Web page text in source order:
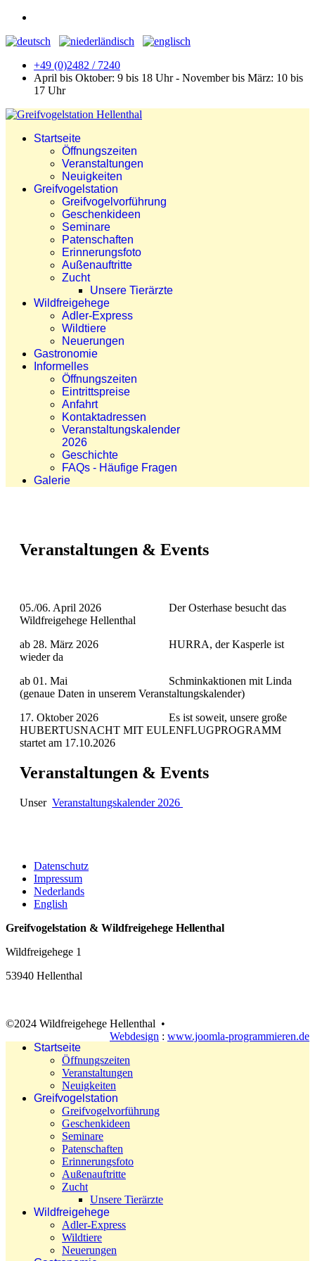
+49 (0)2482 / 7240
April bis Oktober: 9 bis 18 Uhr - November bis März: 10 bis
17 Uhr
Startseite
Öffnungszeiten
Veranstaltungen
Neuigkeiten
Greifvogelstation
Greifvogelvorführung
Geschenkideen
Seminare
Patenschaften
Erinnerungsfoto
Außenauftritte
Zucht
Unsere Tierärzte
Wildfreigehege
Adler-Express
Wildtiere
Neuerungen
Gastronomie
Informelles
Öffnungszeiten
Eintrittspreise
Anfahrt
Kontaktadressen
Veranstaltungskalender
2026
Geschichte
FAQs - Häufige Fragen
Galerie
Veranstaltungen & Events
05./06. April 2026 Der Osterhase besucht das
Wildfreigehege Hellenthal
ab 28. März 2026 HURRA, der Kasperle ist
wieder da
ab 01. Mai Schminkaktionen mit Linda
(genaue Daten in unserem Veranstaltungskalender)
17. Oktober 2026 Es ist soweit, unsere große
HUBERTUSNACHT MIT EULENFLUGPROGRAMM
startet am 17.10.2026
Veranstaltungen & Events
Unser Veranstaltungskalender 2026
Datenschutz
Impressum
Nederlands
English
Greifvogelstation & Wildfreigehege Hellenthal
Wildfreigehege 1
53940 Hellenthal
©2024 Wildfreigehege Hellenthal •
Webdesign : www.joomla-programmieren.de
Startseite
Öffnungszeiten
Veranstaltungen
Neuigkeiten
Greifvogelstation
Greifvogelvorführung
Geschenkideen
Seminare
Patenschaften
Erinnerungsfoto
Außenauftritte
Zucht
Unsere Tierärzte
Wildfreigehege
Adler-Express
Wildtiere
Neuerungen